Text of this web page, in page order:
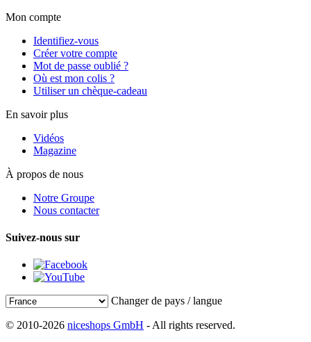
Mon compte
Identifiez-vous
Créer votre compte
Mot de passe oublié ?
Où est mon colis ?
Utiliser un chèque-cadeau
En savoir plus
Vidéos
Magazine
À propos de nous
Notre Groupe
Nous contacter
Suivez-nous sur
Changer de pays / langue
© 2010-2026 niceshops GmbH - All rights reserved.